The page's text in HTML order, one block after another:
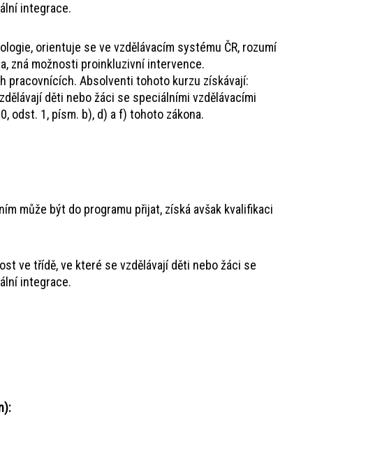
integrace.
orientuje se ve vzdělávacím systému ČR, rozumí
zná možnosti proinkluzivní intervence.
pracovnících. Absolventi tohoto kurzu získávají:
děti nebo žáci se speciálními vzdělávacími
odst. 1, písm. b), d) a f) tohoto zákona.
může být do programu přijat, získá avšak kvalifikaci
ve třídě, ve které se vzdělávají děti nebo žáci se
integrace.